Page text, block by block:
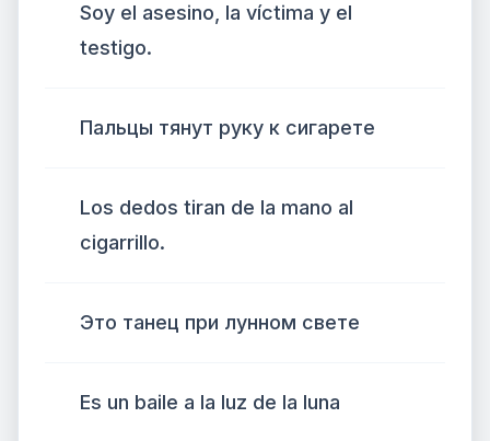
Soy el asesino, la víctima y el
testigo.
Пальцы тянут руку к сигарете
Los dedos tiran de la mano al
cigarrillo.
Это танец при лунном свете
Es un baile a la luz de la luna